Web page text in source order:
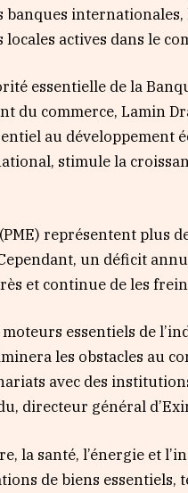
banques
actives dans le
essentielle de la
du commerce, Lamin
au développement
stimule la
représentent plus
un déficit
et continue de les
essentiels de
les obstacles au
avec des
directeur général
la santé, l’énergie et
de biens essentiels,